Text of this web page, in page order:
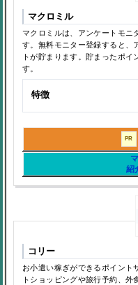
マクロミル
マクロミルは、アンケートモニ
す。無料モニター登録すると、
トが貯まります。貯まったポイ
す。
特徴
PR
紹
コリー
お小遣い稼ぎができるポイント
トショッピングや旅行予約、